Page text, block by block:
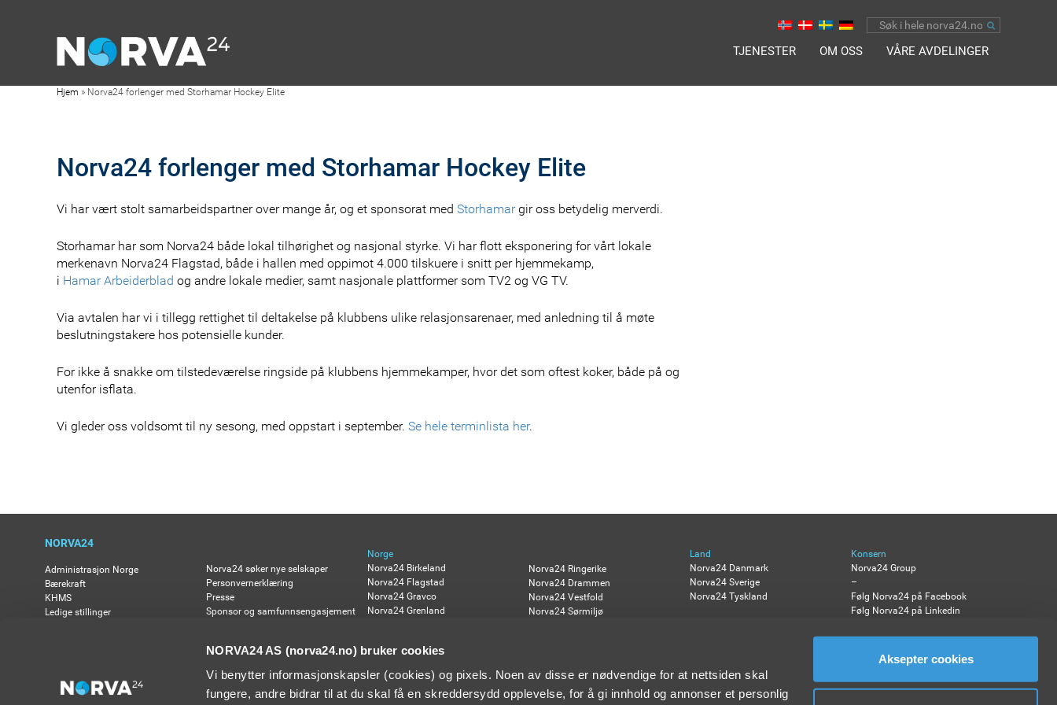
NORVA24 AS (norva24.no) bruker cookies
Vi benytter informasjonskapsler (cookies) og pixels. Noen av disse er nødvendige for at nettsiden skal
fungere, andre bidrar til at du skal få en skreddersydd opplevelse, for å gi innhold og annonser et personlig
Aksepter cookies
TJENESTER OM OSS VÅRE AVDELINGER
Hjem » Norva24 forlenger med Storhamar Hockey Elite
Norva24 forlenger med Storhamar Hockey Elite
Vi har vært stolt samarbeidspartner over mange år, og et sponsorat med Storhamargir oss betydelig merverdi.
Storhamar har som Norva24 både lokal tilhørighet og nasjonal styrke. Vi har flott eksponering for vårt lokale
merkenavn Norva24 Flagstad, både i hallen med oppimot 4.000 tilskuere i snitt per hjemmekamp,
i Hamar Arbeiderblad og andre lokale medier, samt nasjonale plattformer som TV2 og VG TV.
Via avtalen har vi i tillegg rettighet til deltakelse på klubbens ulike relasjonsarenaer, med anledning til å møte
beslutningstakere hos potensielle kunder.
For ikke å snakke om tilstedeværelse ringside på klubbens hjemmekamper, hvor det som oftest koker, både på og
utenfor isflata.
Vi gleder oss voldsomt til ny sesong, med oppstart i september. Se hele terminlista her.
NORVA24
Administrasjon Norge
Bærekraft
KHMS
Ledige stillinger
Norva24 søker nye selskaper
Personvernerklæring
Presse
Sponsor og samfunnsengasjement
Norge
Norva24 Birkeland
Norva24 Flagstad
Norva24 Gravco
Norva24 Grenland
Norva24 Multi Marine
Norva24 Ringerike
Norva24 Drammen
Norva24 Vestfold
Norva24 Sørmiljø
Land
Norva24 Danmark
Norva24 Sverige
Norva24 Tyskland
Konsern
Norva24 Group
–
Følg Norva24 på Facebook
Følg Norva24 på Linkedin